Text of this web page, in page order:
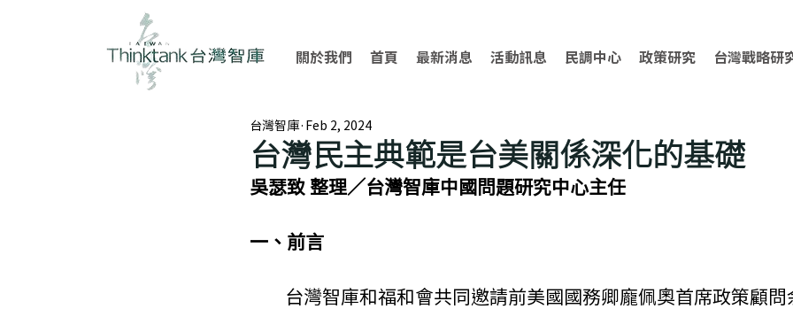
關於我們 首頁 最新消息 活動訊息 民調中心 政策研究 台灣戰略研
台灣民主典範是台美關係深化的基礎
台灣智庫 Feb 2, 2024
吳瑟致 整理／台灣智庫中國問題研究中心主任
一、前言